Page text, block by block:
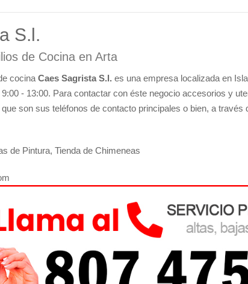
S.l.
de Cocina en Arta
cocina Caes Sagrista S.l. es una empresa localizada en
- 13:00. Para contactar con éste negocio accesorios y
son sus teléfonos de contacto principales o bien, a través
de Pintura, Tienda de Chimeneas